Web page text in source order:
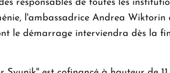
responsables de toutes les
l'ambassadrice Andrea Wiktorin
le démarrage interviendra dès la